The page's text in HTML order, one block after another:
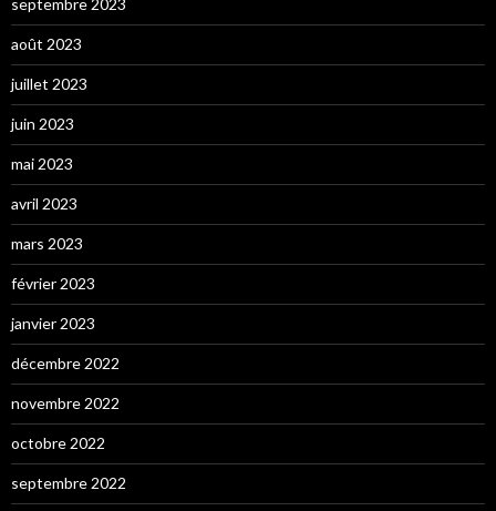
septembre 2023
août 2023
juillet 2023
juin 2023
mai 2023
avril 2023
mars 2023
février 2023
janvier 2023
décembre 2022
novembre 2022
octobre 2022
septembre 2022